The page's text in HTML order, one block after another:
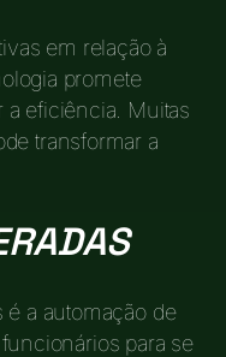
em relação à
promete
a eficiência. Muitas
transformar a
é a automação de
para se